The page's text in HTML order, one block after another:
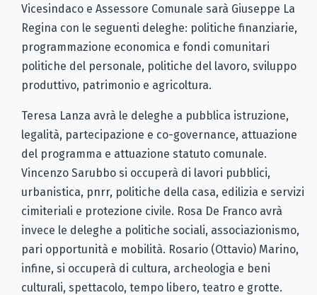
Vicesindaco e Assessore Comunale sarà Giuseppe La
Regina con le seguenti deleghe: politiche finanziarie,
programmazione economica e fondi comunitari
politiche del personale, politiche del lavoro, sviluppo
produttivo, patrimonio e agricoltura.
Teresa Lanza avrà le deleghe a pubblica istruzione,
legalità, partecipazione e co-governance, attuazione
del programma e attuazione statuto comunale.
Vincenzo Sarubbo si occuperà di lavori pubblici,
urbanistica, pnrr, politiche della casa, edilizia e servizi
cimiteriali e protezione civile. Rosa De Franco avrà
invece le deleghe a politiche sociali, associazionismo,
pari opportunità e mobilità. Rosario (Ottavio) Marino,
infine, si occuperà di cultura, archeologia e beni
culturali, spettacolo, tempo libero, teatro e grotte.